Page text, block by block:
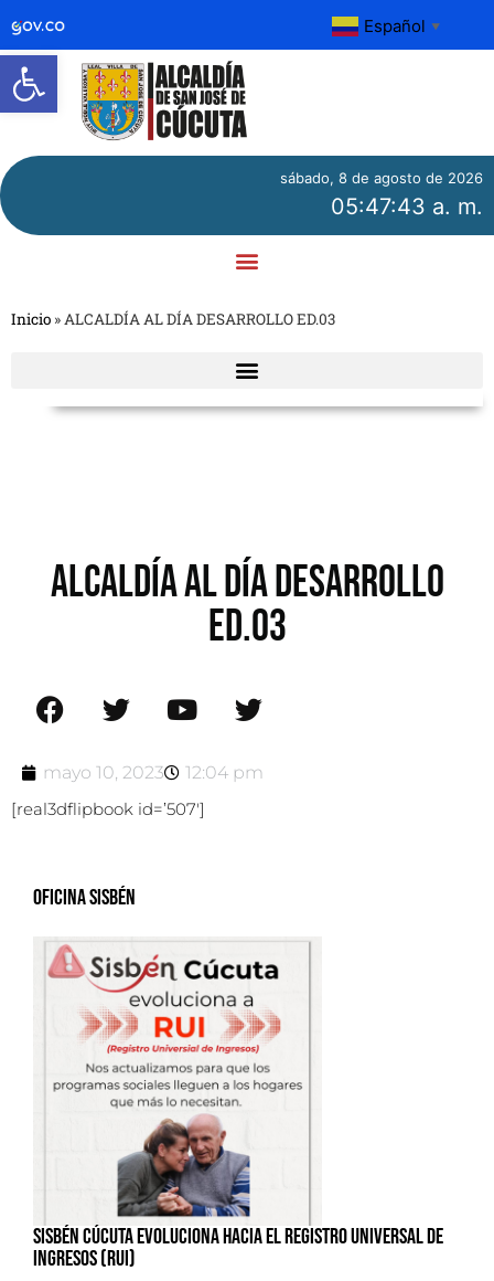
Abrir barra de herramientas
Español ▼
sábado, 8 de agosto de 2026
05:47:43 a. m.
Inicio » ALCALDÍA AL DÍA DESARROLLO ED.03
ALCALDÍA AL DÍA DESARROLLO
ED.03
mayo 10, 2023
12:04 pm
[real3dflipbook id=’507′]
Oficina Sisbén
SISBÉN CÚCUTA EVOLUCIONA HACIA EL REGISTRO UNIVERSAL DE
INGRESOS (RUI)